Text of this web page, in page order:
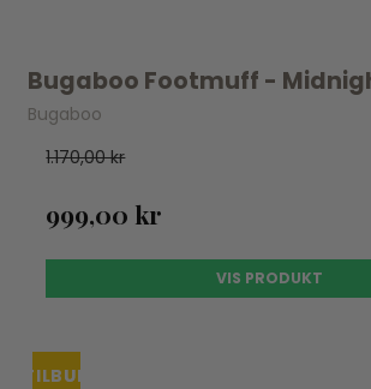
Bugaboo Footmuff -
Bugaboo
1.170,00 kr
999,00 kr
VIS PRODUKT
TILBUDUDSOLGT